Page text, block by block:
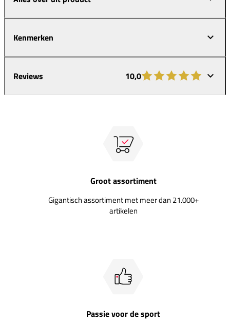
Kenmerken
Reviews 10,0
Groot assortiment
Gigantisch assortiment met meer dan 21.000+
artikelen
Passie voor de sport